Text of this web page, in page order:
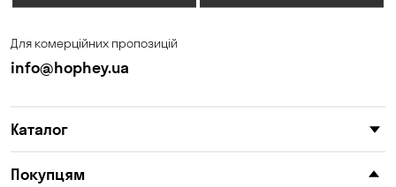
Кам'янське
Для комерційних пропозицій
info@hophey.ua
Каталог
Покупцям